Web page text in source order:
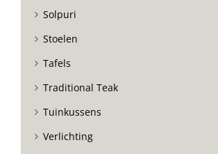
Solpuri
Stoelen
Tafels
Traditional Teak
Tuinkussens
Verlichting